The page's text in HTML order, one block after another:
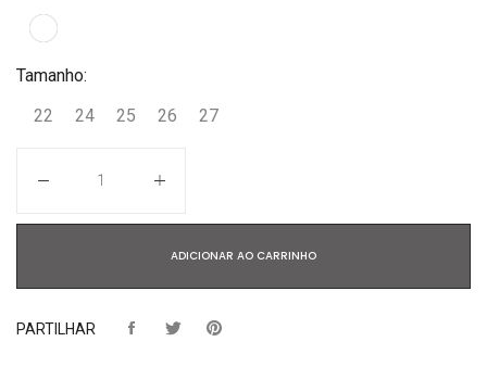
Tamanho:
22
24 25 26 27
ADICIONAR AO CARRINHO
PARTILHAR